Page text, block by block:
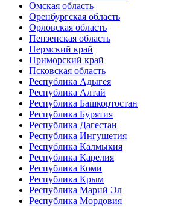
Омская область
Оренбургская область
Орловская область
Пензенская область
Пермский край
Приморский край
Псковская область
Республика Адыгея
Республика Алтай
Республика Башкортостан
Республика Бурятия
Республика Дагестан
Республика Ингушетия
Республика Калмыкия
Республика Карелия
Республика Коми
Республика Крым
Республика Марий Эл
Республика Мордовия